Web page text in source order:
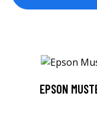
EPSON